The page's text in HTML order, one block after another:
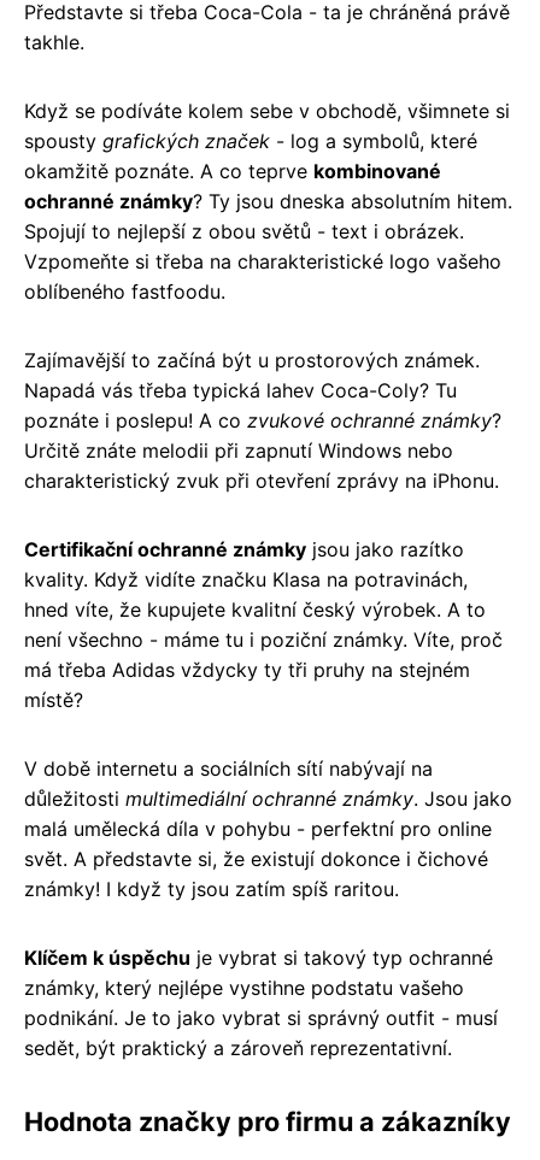
Představte si třeba Coca-Cola - ta je chráněná právě
takhle.
Když se podíváte kolem sebe v obchodě, všimnete si
spousty grafických značek - log a symbolů, které
okamžitě poznáte. A co teprve kombinované
ochranné známky? Ty jsou dneska absolutním hitem.
Spojují to nejlepší z obou světů - text i obrázek.
Vzpomeňte si třeba na charakteristické logo vašeho
oblíbeného fastfoodu.
Zajímavější to začíná být u prostorových známek.
Napadá vás třeba typická lahev Coca-Coly? Tu
poznáte i poslepu! A co zvukové ochranné známky?
Určitě znáte melodii při zapnutí Windows nebo
charakteristický zvuk při otevření zprávy na iPhonu.
Certifikační ochranné známky jsou jako razítko
kvality. Když vidíte značku Klasa na potravinách,
hned víte, že kupujete kvalitní český výrobek. A to
není všechno - máme tu i poziční známky. Víte, proč
má třeba Adidas vždycky ty tři pruhy na stejném
místě?
V době internetu a sociálních sítí nabývají na
důležitosti multimediální ochranné známky. Jsou jako
malá umělecká díla v pohybu - perfektní pro online
svět. A představte si, že existují dokonce i čichové
známky! I když ty jsou zatím spíš raritou.
Klíčem k úspěchu je vybrat si takový typ ochranné
známky, který nejlépe vystihne podstatu vašeho
podnikání. Je to jako vybrat si správný outfit - musí
sedět, být praktický a zároveň reprezentativní.
Hodnota značky pro firmu a zákazníky